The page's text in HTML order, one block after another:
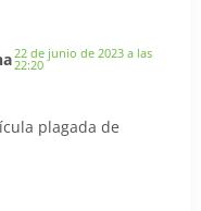
22 de junio de 2023 a las
22:20
plagada de